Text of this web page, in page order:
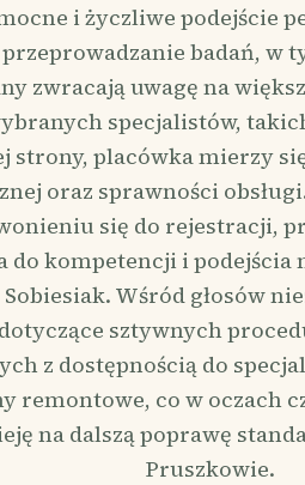
i życzliwe podejście
badań, w
zwracają uwagę na
specjalistów,
strony, placówka mierzy
oraz sprawności
się do rejestracji,
do kompetencji i
Wśród głosów
sztywnych
z dostępnością do
remontowe, co w oczach
na dalszą poprawę
Pruszkowie.